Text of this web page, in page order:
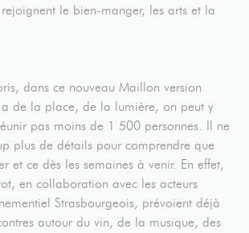
le bien-manger, les arts et la
dans ce nouveau Maillon version
de la place, de la lumière, on peut y
pas moins de 1 500 personnes. Il ne
plus de détails pour comprendre que
et ce dès les semaines à venir. En effet,
en collaboration avec les acteurs
Strasbourgeois, prévoient déjà
autour du vin, de la musique, des